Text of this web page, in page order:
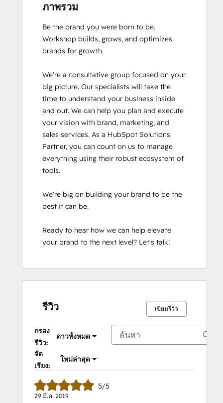
ภาพรวม
Be the brand you were born to be.
Workshop builds, grows, and optimizes
brands for growth.
We're a consultative group focused on your
big picture. Our specialists will take the
time to understand your business inside
and out. We can help you plan and execute
your vision with brand, marketing, and
sales services. As a HubSpot Solutions
Partner, you can count on us to manage
everything using their robust ecosystem of
tools.
We're big on building your brand to be the
best it can be.
Ready to hear how we can help elevate
your brand to the next level? Let's talk!
รีวิว เขียนรีวิว
กรอง
รีวิว:
ดาวทั้งหมด
จัด
เรียง:
ใหม่ล่าสุด
5/5
29 มี.ค. 2019